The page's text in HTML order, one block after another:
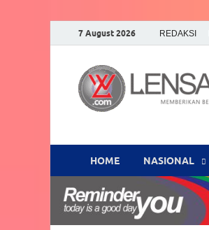
7 August 2026 REDAKSI
HOME NASIONAL